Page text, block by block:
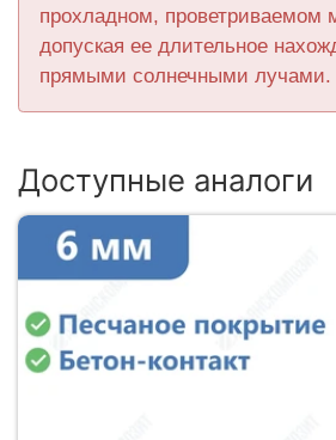
прохладном, проветриваемом
допуская ее длительное
прямыми солнечными лучами.
Доступные аналоги